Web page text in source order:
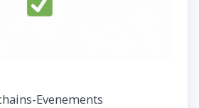
Evenements